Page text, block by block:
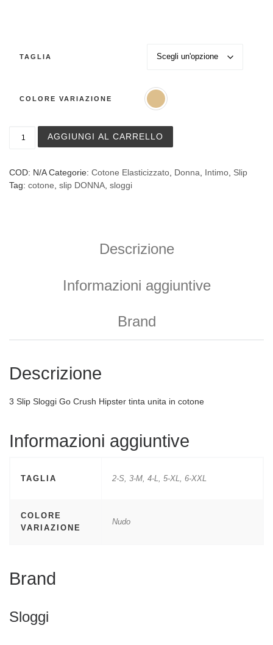
TAGLIA
COLORE VARIAZIONE
3 Slip Sloggi Go Crush Hipster tinta unita in cotone
AGGIUNGI AL CARRELLO
COD: N/A Categorie: Cotone Elasticizzato Donna Intimo Slip
Tag: cotone slip DONNA sloggi
Descrizione
Informazioni aggiuntive
Brand
Descrizione
3 Slip Sloggi Go Crush Hipster tinta unita in cotone
Informazioni aggiuntive
TAGLIA 2-S, 3-M, 4-L, 5-XL, 6-XXL
COLORE
VARIAZIONE
Nudo
Brand
Sloggi